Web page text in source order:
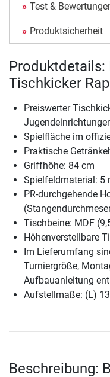
Test &
Produktsicherheit
Produktdetails:
Tischkicker
Preiswerter
Spielfläche im
Praktische
Griffhöhe: 84 cm
Spielfeldmaterial: 5
PR-durchgehende
Tischbeine: MDF
Höhenverstellbare
Im Lieferumfang
Turniergröße,
Aufbauanleitung
Aufstellmaße: (L)
Beschreibung: